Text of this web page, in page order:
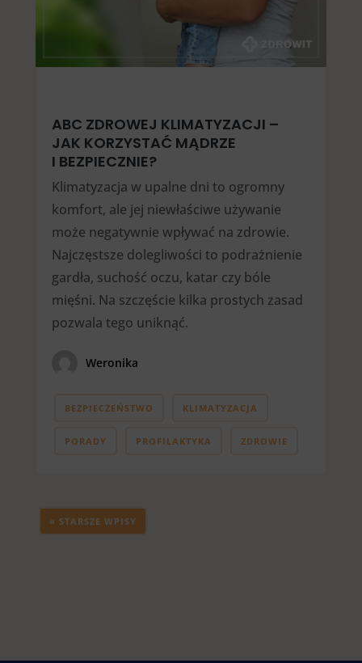
ABC ZDROWEJ KLIMATYZACJI –
JAK KORZYSTAĆ MĄDRZE
I BEZPIECZNIE?
Klimatyzacja w upalne dni to ogromny
komfort, ale jej niewłaściwe używanie
może negatywnie wpływać na zdrowie.
Najczęstsze dolegliwości to podrażnienie
gardła, suchość oczu, katar czy bóle
mięśni. Na szczęście kilka prostych zasad
pozwala tego uniknąć.
Weronika
BEZPIECZEŃSTWO KLIMATYZACJA
PORADY PROFILAKTYKA ZDROWIE
« STARSZE WPISY